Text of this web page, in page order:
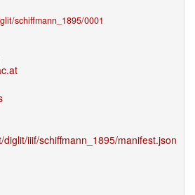
schiffmann_1895/0001
iiif/schiffmann_1895/manifest.json